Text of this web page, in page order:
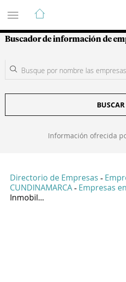
Guía de Empresas
Buscador de información de
BUSCAR
Información ofrecida
Directorio de Empresas -
CUNDINAMARCA - Empresas
Inmobil...